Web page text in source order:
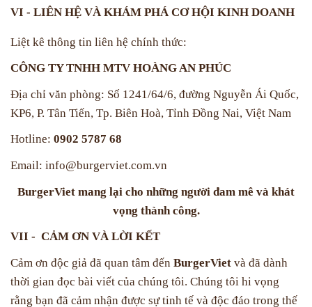
VI - LIÊN HỆ VÀ KHÁM PHÁ CƠ HỘI KINH DOANH
Liệt kê thông tin liên hệ chính thức:
CÔNG TY TNHH MTV HOÀNG AN PHÚC
Địa chỉ văn phòng: Số 1241/64/6, đường Nguyễn Ái Quốc,
KP6, P. Tân Tiến, Tp. Biên Hoà, Tỉnh Đồng Nai, Việt Nam
Hotline: 0902 5787 68
Email: info@burgerviet.com.vn
BurgerViet mang lại cho những người đam mê và khát
vọng thành công.
VII - CẢM ƠN VÀ LỜI KẾT
Cảm ơn độc giả đã quan tâm đến BurgerViet và đã dành
thời gian đọc bài viết của chúng tôi. Chúng tôi hi vọng
rằng bạn đã cảm nhận được sự tinh tế và độc đáo trong thế